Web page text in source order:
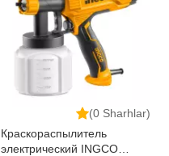
(0 Sharhlar)
Краскораспылитель
электрический INGCO